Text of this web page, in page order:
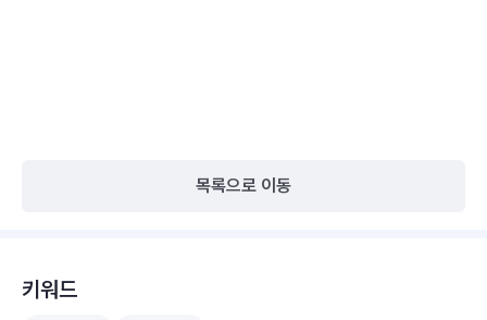
목록으로 이동
키워드